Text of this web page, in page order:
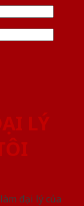
LÝ
đại lý của